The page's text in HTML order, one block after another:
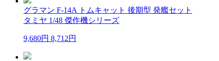
グラマン F-14A トムキャット 後期型 発艦セット
タミヤ 1/48 傑作機シリーズ
9,680円 8,712円